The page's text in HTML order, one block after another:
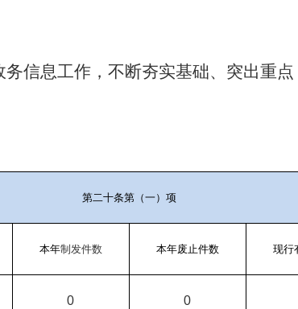
信息工作，不断夯实基础、突出重
第二十条第（一）项
本年制发件数 本年废止件数 现行
0 0